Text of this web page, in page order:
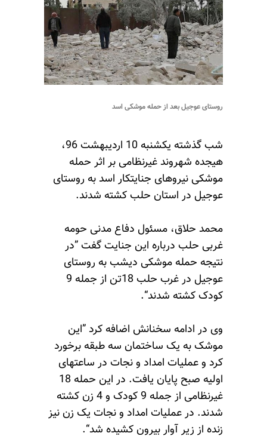
روستای عوجیل بعد از حمله موشکی اسد
شب گذشته یکشنبه 10 اردیبهشت 96،
هیجده شهروند غیرنظامی بر اثر حمله
موشکی نیروهای جنایتکار اسد به روستای
عوجیل در استان حلب کشته شدند.
محمد حلاق، مسئول دفاع مدنی حومه
غربی حلب درباره این جنایت گفت ”در
نتیجه حمله موشکی دیشب به روستای
عوجیل در غرب حلب 18تن از جمله 9
کودک کشته شدند“.
وی در ادامه سخنانش اضافه کرد ”این
موشک به یک ساختمان سه طبقه برخورد
کرد و عملیات امداد و نجات در ساعتهای
اولیه صبح پایان یافت. در این حمله 18
غیرنظامی از جمله 9 کودک و 4 زن کشته
شدند. در عملیات امداد و نجات یک زن نیز
زنده از زیر آوار بیرون کشیده شد“.